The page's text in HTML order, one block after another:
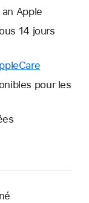
an Apple
14 jours
nouvelle
pour les